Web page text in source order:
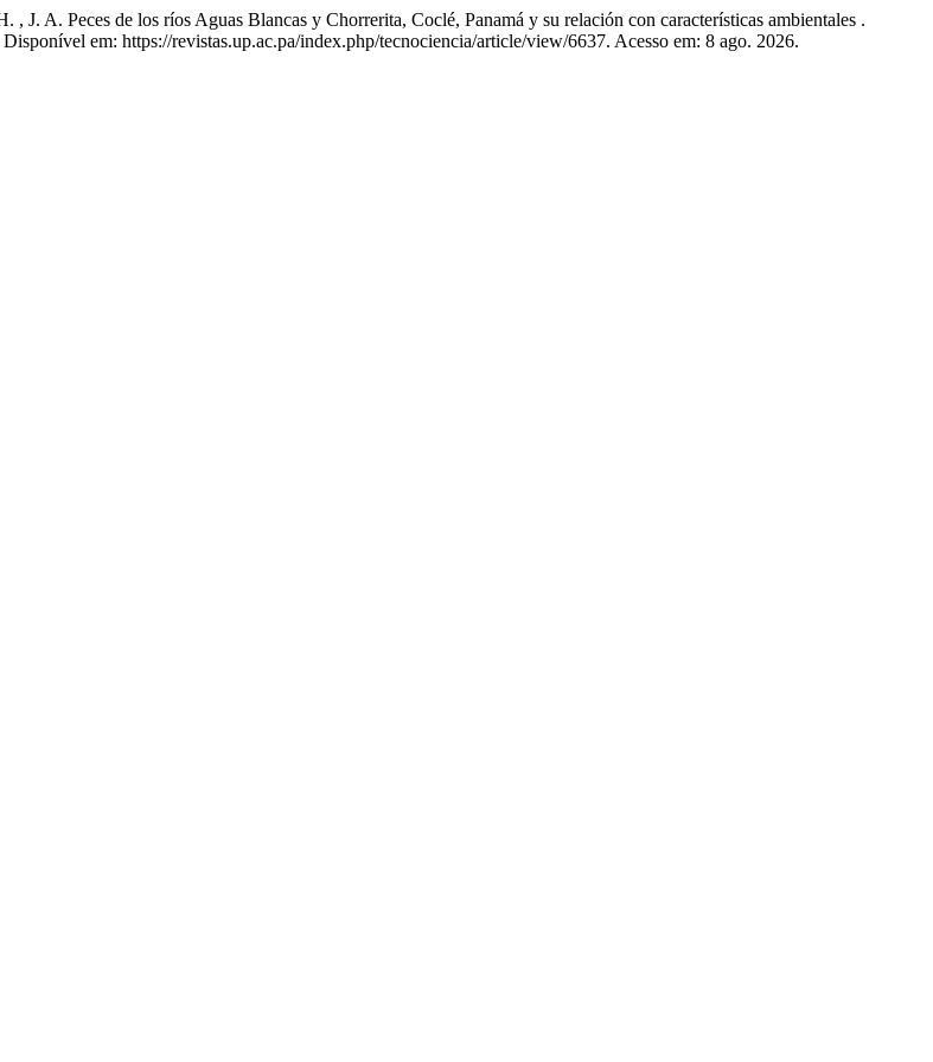
Peces de los ríos Aguas Blancas y Chorrerita, Coclé, Panamá y su relación con características ambientales .
em: https://revistas.up.ac.pa/index.php/tecnociencia/article/view/6637. Acesso em: 8 ago. 2026.